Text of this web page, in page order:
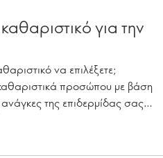
για την
να επιλέξετε;
προσώπου με βάση
ανάγκες της επιδερμίδας σας —